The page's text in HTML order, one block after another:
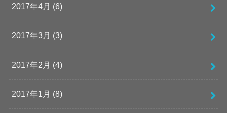
2017年4月 (6)
2017年3月 (3)
2017年2月 (4)
2017年1月 (8)